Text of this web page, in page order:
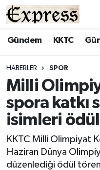
Gündem KKTC
HABERLER SPOR
Milli
spora katkı
isimleri
KKTC Milli Olimpiyat
Haziran Dünya
düzenlediği ödül
ALAYKÖY
BİLİM
ÇATALKÖY
DÜNYA
EĞİTİM
Hava Durumu
Süper Lig Puan
Tüm Manşetler
Son Dakika
Haber Arşivi